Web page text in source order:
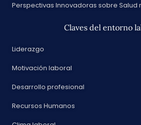
Perspectivas Innovadoras sobre
Claves del entorno
Liderazgo
Motivación laboral
Desarrollo profesional
Recursos Humanos